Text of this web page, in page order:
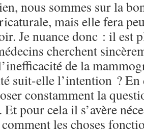
nous sommes sur la
mais elle fera
Je nuance donc : il est
cherchent
de la
suit-elle l’intention ? En
constamment la
pour cela il s’avère
les choses